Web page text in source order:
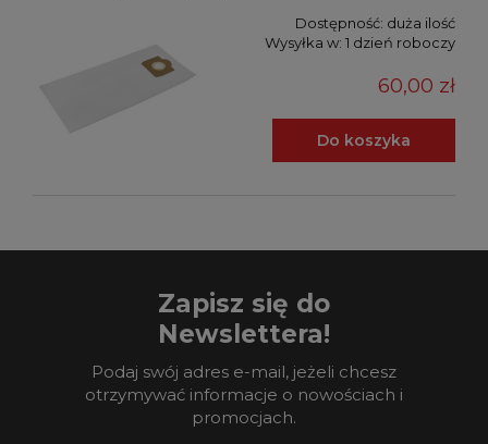
Dostępność: duża ilość
Wysyłka w: 1 dzień roboczy
60,00 zł
Do koszyka
Zapisz się do
Newslettera!
Podaj swój adres e-mail, jeżeli chcesz
otrzymywać informacje o nowościach i
promocjach.